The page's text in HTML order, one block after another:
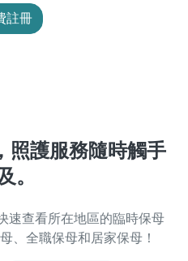
註冊
護服務隨時觸手
。
速查看所在地區的臨時保母
、全職保母和居家保母！